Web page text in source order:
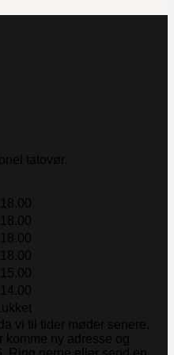
tatovør.
18.00
18.00
18.00
Lukket
vi til tider møder senere,
ny adresse og